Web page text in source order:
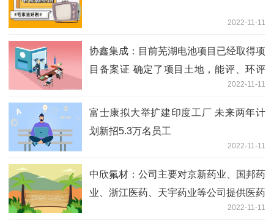
2022-11-11
协鑫集成：目前芜湖电池项目已经取得项
目备案证 确定了项目土地，能评、环评
2022-11-11
富士康拟大举扩建印度工厂 未来两年计
划新招5.3万名员工
2022-11-11
中欣氟材：公司主要对京新药业、国邦药
业、浙江医药、天宇药业等公司提供医药
2022-11-11